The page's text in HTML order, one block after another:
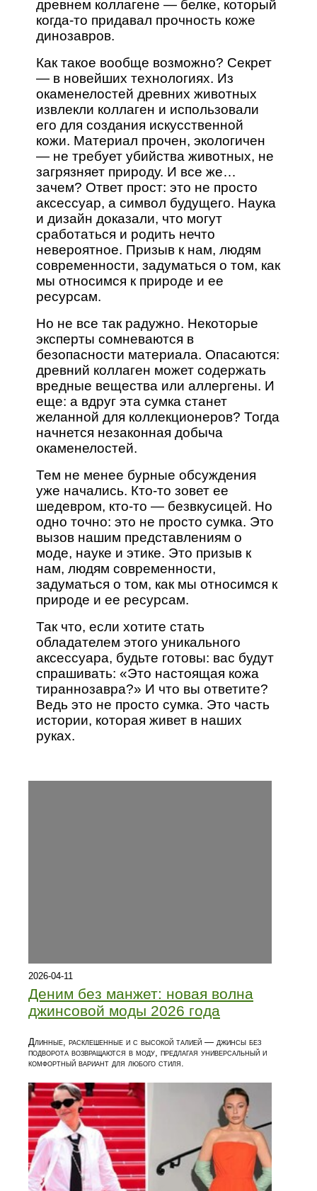
древнем коллагене — белке, который
когда-то придавал прочность коже
динозавров.
Как такое вообще возможно? Секрет
— в новейших технологиях. Из
окаменелостей древних животных
извлекли коллаген и использовали
его для создания искусственной
кожи. Материал прочен, экологичен
— не требует убийства животных, не
загрязняет природу. И все же…
зачем? Ответ прост: это не просто
аксессуар, а символ будущего. Наука
и дизайн доказали, что могут
сработаться и родить нечто
невероятное. Призыв к нам, людям
современности, задуматься о том, как
мы относимся к природе и ее
ресурсам.
Но не все так радужно. Некоторые
эксперты сомневаются в
безопасности материала. Опасаются:
древний коллаген может содержать
вредные вещества или аллергены. И
еще: а вдруг эта сумка станет
желанной для коллекционеров? Тогда
начнется незаконная добыча
окаменелостей.
Тем не менее бурные обсуждения
уже начались. Кто-то зовет ее
шедевром, кто-то — безвкусицей. Но
одно точно: это не просто сумка. Это
вызов нашим представлениям о
моде, науке и этике. Это призыв к
нам, людям современности,
задуматься о том, как мы относимся к
природе и ее ресурсам.
Так что, если хотите стать
обладателем этого уникального
аксессуара, будьте готовы: вас будут
спрашивать: «Это настоящая кожа
тираннозавра?» И что вы ответите?
Ведь это не просто сумка. Это часть
истории, которая живет в наших
руках.
2026-04-11
Деним без манжет: новая волна
джинсовой моды 2026 года
Длинные, расклешенные и с высокой талией — джинсы без
подворота возвращаются в моду, предлагая универсальный и
комфортный вариант для любого стиля.